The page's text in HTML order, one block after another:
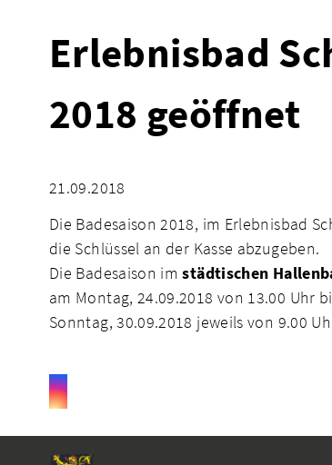
Erlebnisbad
2018 geöffnet
21.09.2018
Die Badesaison 2018, im Erlebnisbad
die Schlüssel an der Kasse abzugeben.
Die Badesaison imstädtischen
am Montag, 24.09.2018 von 13.00 Uhr
Sonntag, 30.09.2018 jeweils von 9.00